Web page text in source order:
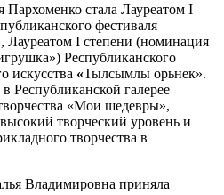
Пархоменко стала Лауреатом I
фестиваля
Лауреатом I степени (номинация
Республиканского
искусства «Тылсымлы орьнек».
Республиканской галерее
«Мои шедевры»,
творческий уровень и
творчества в
Владимировна приняла